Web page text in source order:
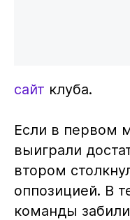
сайт клуба.
Если в первом
выиграли
втором
оппозицией. В
команды